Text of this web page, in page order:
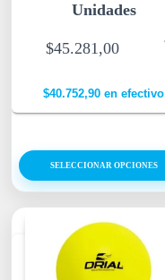
Unidades
$45.281,00
$40.752,90 en efectivo
SELECCIONAR OPCIONES